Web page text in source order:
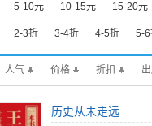
5-10元 10-15元 15-20元
2-3折 3-4折 4-5折 5-6
人气 价格 折扣
历史从未走远